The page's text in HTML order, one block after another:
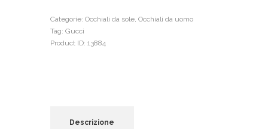
Categorie: Occhiali da sole, Occhiali da uomo
Tag: Gucci
Product ID: 13884
Descrizione